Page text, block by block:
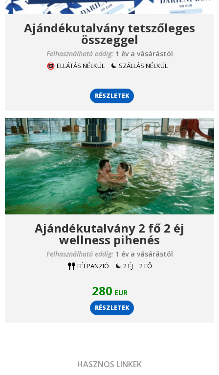
RÉSZLETEK
Ajándékutalvány tetszőleges
összeggel
Felhasználható eddig: 1 év a vásárástól
ELLÁTÁS NÉLKÜL SZÁLLÁS NÉLKÜL
280 EUR
RÉSZLETEK
Ajándékutalvány 2 fő 2 éj
wellness pihenés
Felhasználható eddig: 1 év a vásárástól
FÉLPANZIÓ 2 ÉJ 2 FŐ
HASZNOS LINKEK